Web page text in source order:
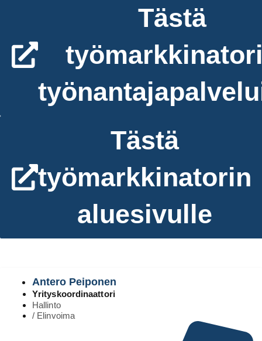
Tästä
Tästä
työmarkkinatorin
aluesivulle
Antero Peiponen
Yrityskoordinaattori
Hallinto
/ Elinvoima